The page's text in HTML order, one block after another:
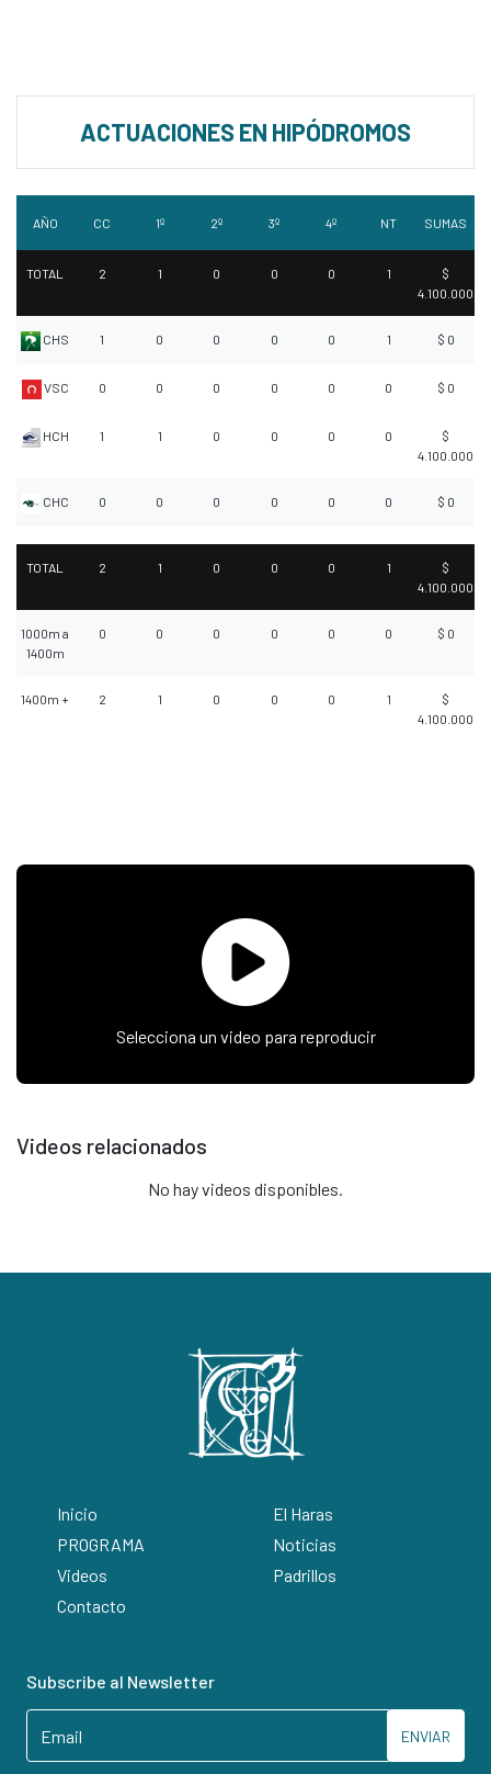
ACTUACIONES EN HIPÓDROMOS
AÑO CC 1º 2º 3º 4º NT SUMAS
TOTAL 2 1 0 0 0 1
$
4.100.000
CHS 1 0 0 0 0 1 $ 0
VSC 0 0 0 0 0 0 $ 0
HCH 1 1 0 0 0 0
$
4.100.000
CHC 0 0 0 0 0 0 $ 0
TOTAL 2 1 0 0 0 1
$
4.100.000
1000m a
1400m
0 0 0 0 0 0 $ 0
1400m + 2 1 0 0 0 1
$
4.100.000
Selecciona un video para reproducir
Videos relacionados
No hay videos disponibles.
Inicio
El Haras
PROGRAMA
Noticias
Videos
Padrillos
Contacto
Subscribe al Newsletter
ENVIAR